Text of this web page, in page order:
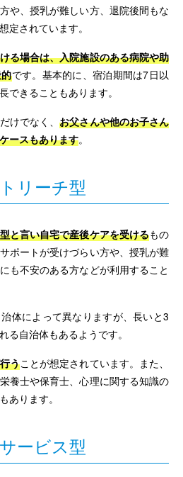
や、授乳が難しい方、退院後間もな
定されています。
る場合は、入院施設のある病院や助
です。基本的に、宿泊期間は7日以
できることもあります。
けでなく、お父さんや他のお子さん
ースもあります。
リーチ型
と言い自宅で産後ケアを受けるもの
ポートが受けづらい方や、授乳が難
も不安のある方などが利用すること
体によって異なりますが、長いと3
る自治体もあるようです。
うことが想定されています。また、
養士や保育士、心理に関する知識の
あります。
ービス型